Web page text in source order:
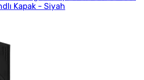
Kapak - Siyah